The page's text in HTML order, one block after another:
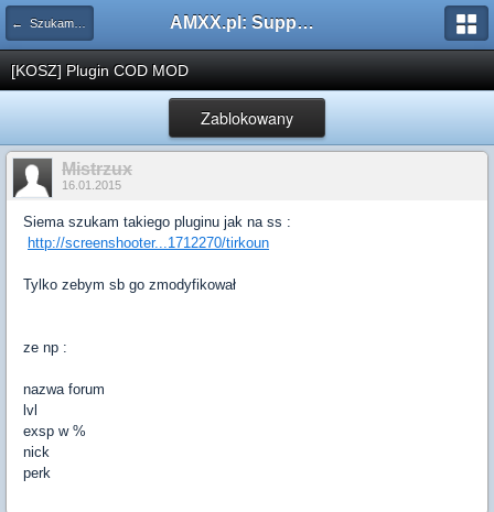
← Szukam pluginu AMXX.pl: Support AMX Mod X i SourceMod
[KOSZ] Plugin COD MOD
Zablokowany
Mistrzux
16.01.2015
Siema szukam takiego pluginu jak na ss :
http://screenshooter...1712270/tirkoun
Tylko zebym sb go zmodyfikował
ze np :
nazwa forum
lvl
exsp w %
nick
perk